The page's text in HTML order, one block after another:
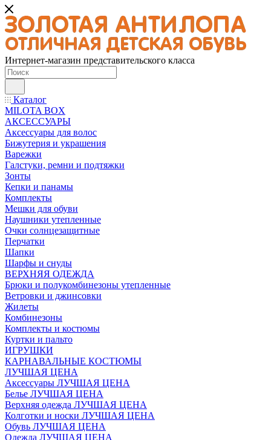
Интернет-магазин представительского класса
Каталог
MILOTA BOX
АКСЕССУАРЫ
Аксессуары для волос
Бижутерия и украшения
Варежки
Галстуки, ремни и подтяжки
Зонты
Кепки и панамы
Комплекты
Мешки для обуви
Наушники утепленные
Очки солнцезащитные
Перчатки
Шапки
Шарфы и снуды
ВЕРХНЯЯ ОДЕЖДА
Брюки и полукомбинезоны утепленные
Ветровки и джинсовки
Жилеты
Комбинезоны
Комплекты и костюмы
Куртки и пальто
ИГРУШКИ
КАРНАВАЛЬНЫЕ КОСТЮМЫ
ЛУЧШАЯ ЦЕНА
Аксессуары ЛУЧШАЯ ЦЕНА
Белье ЛУЧШАЯ ЦЕНА
Верхняя одежда ЛУЧШАЯ ЦЕНА
Колготки и носки ЛУЧШАЯ ЦЕНА
Обувь ЛУЧШАЯ ЦЕНА
Одежда ЛУЧШАЯ ЦЕНА